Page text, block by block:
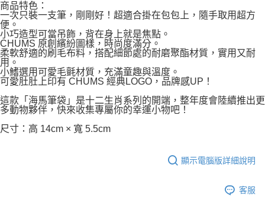
商品特色：
一次只裝一支筆，剛剛好！超適合掛在包包上，隨手取用超方
便。
小巧造型可當吊飾，背在身上就是焦點。
CHUMS 原創繽紛圖樣，時尚度滿分。
柔軟舒適的刷毛布料，搭配細節處的耐磨聚酯材質，實用又耐
用。
小鰭選用可愛毛氈材質，充滿童趣與溫度。
可愛肚肚上印有 CHUMS 經典LOGO，品牌感UP！
這款「海馬筆袋」是十二生肖系列的開端，整年度會陸續推出更
多動物夥伴，快來收集專屬你的幸運小物吧！
尺寸：高 14cm × 寬 5.5cm
顯示電腦版詳細說明
客服